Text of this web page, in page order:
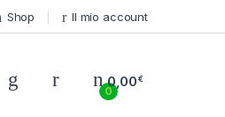
Shop Il mio account
0
0,00€